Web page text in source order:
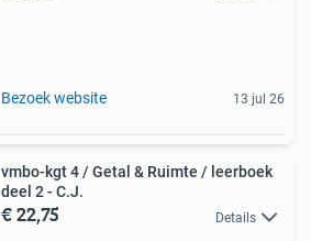
Bezoek website 13 jul 26
vmbo-kgt 4 / Getal & Ruimte / leerboek
deel 2 - C.J.
€ 22,75 Details